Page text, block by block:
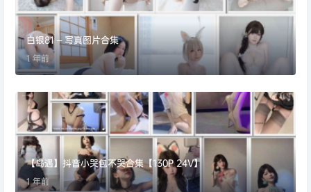
白银81 – 写真图片合集
1 年前
【岛遇】抖音小哭包不哭合集【130P 24V】
1 年前